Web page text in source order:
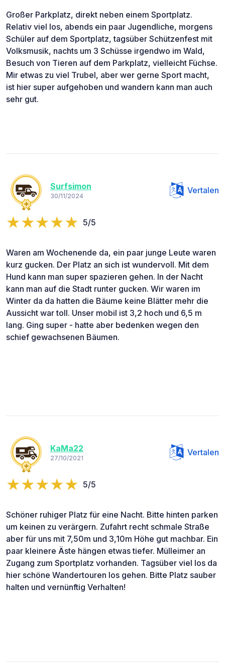
Großer Parkplatz, direkt neben einem Sportplatz.
Relativ viel los, abends ein paar Jugendliche, morgens
Schüler auf dem Sportplatz, tagsüber Schützenfest mit
Volksmusik, nachts um 3 Schüsse irgendwo im Wald,
Besuch von Tieren auf dem Parkplatz, vielleicht Füchse.
Mir etwas zu viel Trubel, aber wer gerne Sport macht,
ist hier super aufgehoben und wandern kann man auch
sehr gut.
Surfsimon
30/11/2024
Vertalen
5/5
Waren am Wochenende da, ein paar junge Leute waren
kurz gucken. Der Platz an sich ist wundervoll. Mit dem
Hund kann man super spazieren gehen. In der Nacht
kann man auf die Stadt runter gucken. Wir waren im
Winter da da hatten die Bäume keine Blätter mehr die
Aussicht war toll. Unser mobil ist 3,2 hoch und 6,5 m
lang. Ging super - hatte aber bedenken wegen den
schief gewachsenen Bäumen.
KaMa22
27/10/2021
Vertalen
5/5
Schöner ruhiger Platz für eine Nacht. Bitte hinten parken
um keinen zu verärgern. Zufahrt recht schmale Straße
aber für uns mit 7,50m und 3,10m Höhe gut machbar. Ein
paar kleinere Äste hängen etwas tiefer. Mülleimer an
Zugang zum Sportplatz vorhanden. Tagsüber viel los da
hier schöne Wandertouren los gehen. Bitte Platz sauber
halten und vernünftig Verhalten!